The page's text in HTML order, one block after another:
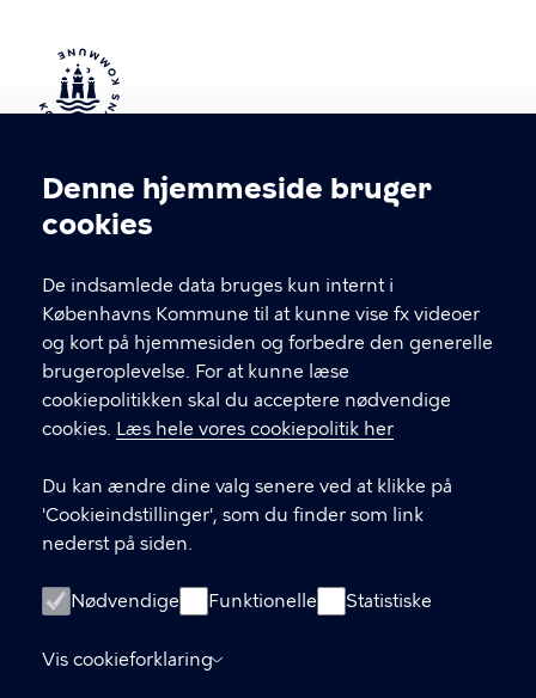
Cookieindstillinger
Denne hjemmeside bruger
cookies
De indsamlede data bruges kun internt i
Københavns Kommune til at kunne vise fx videoer
og kort på hjemmesiden og forbedre den generelle
brugeroplevelse. For at kunne læse
cookiepolitikken skal du acceptere nødvendige
cookies. Læs hele vores cookiepolitik her
Du kan ændre dine valg senere ved at klikke på
'Cookieindstillinger', som du finder som link
nederst på siden.
Nødvendige Funktionelle Statistiske
Vis cookieforklaring
Kontakt Københavns Kommune
T
fFind andre kontakter her
CVR-nummer64942212
GENVEJE
Digital Post
Databeskyttelse
Tilgængelighedserklæring
Om hjemmesiden